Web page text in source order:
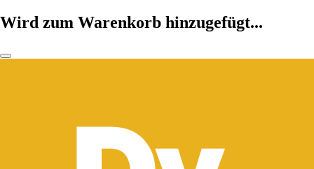
Wird zum Warenkorb hinzugefügt...